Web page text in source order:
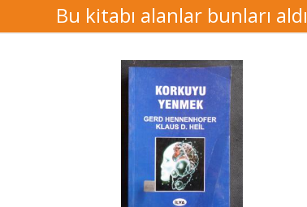
Bu kitabı alanlar bunları aldı